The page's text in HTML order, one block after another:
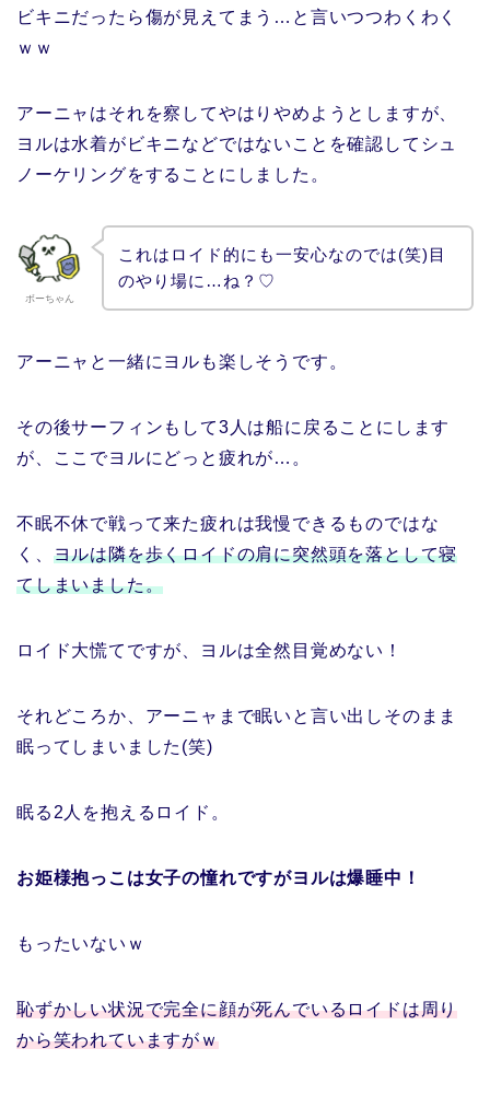
ビキニだったら傷が見えてまう…と言いつつわくわく
ｗｗ
アーニャはそれを察してやはりやめようとしますが、
ヨルは水着がビキニなどではないことを確認してシュ
ノーケリングをすることにしました。
ボーちゃん
これはロイド的にも一安心なのでは(笑)目
のやり場に…ね？♡
アーニャと一緒にヨルも楽しそうです。
その後サーフィンもして3人は船に戻ることにします
が、ここでヨルにどっと疲れが…。
不眠不休で戦って来た疲れは我慢できるものではな
く、 ヨルは隣を歩くロイドの肩に突然頭を落として寝
てしまいました。
ロイド大慌てですが、ヨルは全然目覚めない！
それどころか、アーニャまで眠いと言い出しそのまま
眠ってしまいました(笑)
眠る2人を抱えるロイド。
お姫様抱っこは女子の憧れですがヨルは爆睡中！
もったいないｗ
恥ずかしい状況で完全に顔が死んでいるロイドは周り
から笑われていますがｗ